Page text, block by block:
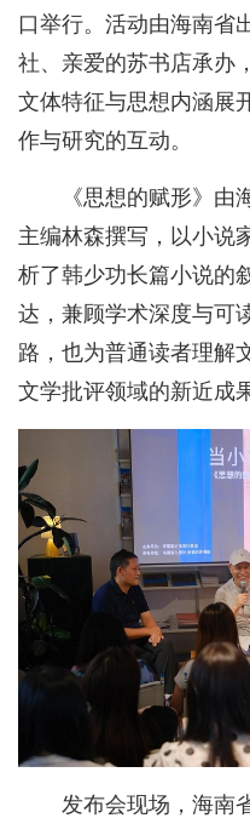
口举行。活动由海南省
社、亲爱的苏书店承办
文体特征与思想内涵展
作与研究的互动。
《思想的赋形》由
主编林森撰写，以小说
析了韩少功长篇小说的
达，兼顾学术深度与可
路，也为普通读者理解
文学批评领域的新近成
发布会现场，海南